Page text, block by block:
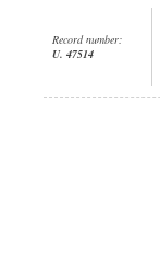
Record number:
U. 47514